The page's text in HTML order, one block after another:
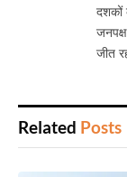
दशकों
जीत
Related Posts